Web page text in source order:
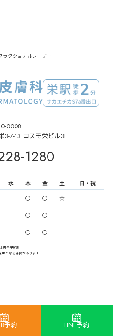
予約 LINE予約
ラクショナルレーザー
0008
3-7-13 コスモ栄ビル3F
1280
水 木 金 土
日・祝
- 〇 〇 ☆
-
- 〇 〇 -
-
- 〇 〇 - -
完全予約制
更となる場合があります